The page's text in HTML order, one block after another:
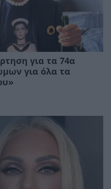
για τα 74α
για όλα τα